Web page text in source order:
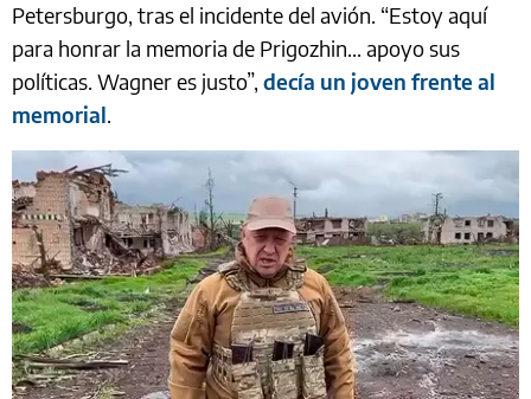
Petersburgo, tras el incidente del avión. “Estoy aquí
para honrar la memoria de Prigozhin... apoyo sus
políticas. Wagner es justo”, decía un joven frente al
memorial.